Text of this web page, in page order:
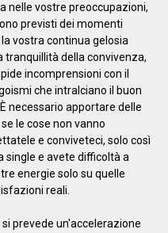
nelle vostre preoccupazioni,
previsti dei momenti
vostra continua gelosia
tranquillità della convivenza,
incomprensioni con il
che intralciano il buon
necessario apportare delle
le cose non vanno
e conviveteci, solo così
single e avete difficoltà a
energie solo su quelle
reali.
prevede un'accelerazione